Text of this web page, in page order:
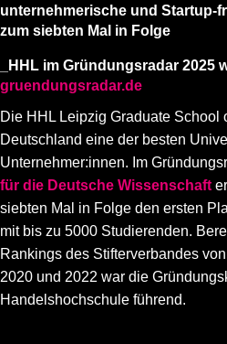
unternehmerische und Startup-
zum siebten Mal in Folge
_HHL im Gründungsradar 2025
gruendungsradar.de
Die HHL Leipzig Graduate School
Deutschland eine der besten
Unternehmer:innen. Im
für die Deutsche Wissenschaft
siebten Mal in Folge den ersten
mit bis zu 5000 Studierenden.
Rankings des Stifterverbandes
2020 und 2022 war die
Handelshochschule führend.